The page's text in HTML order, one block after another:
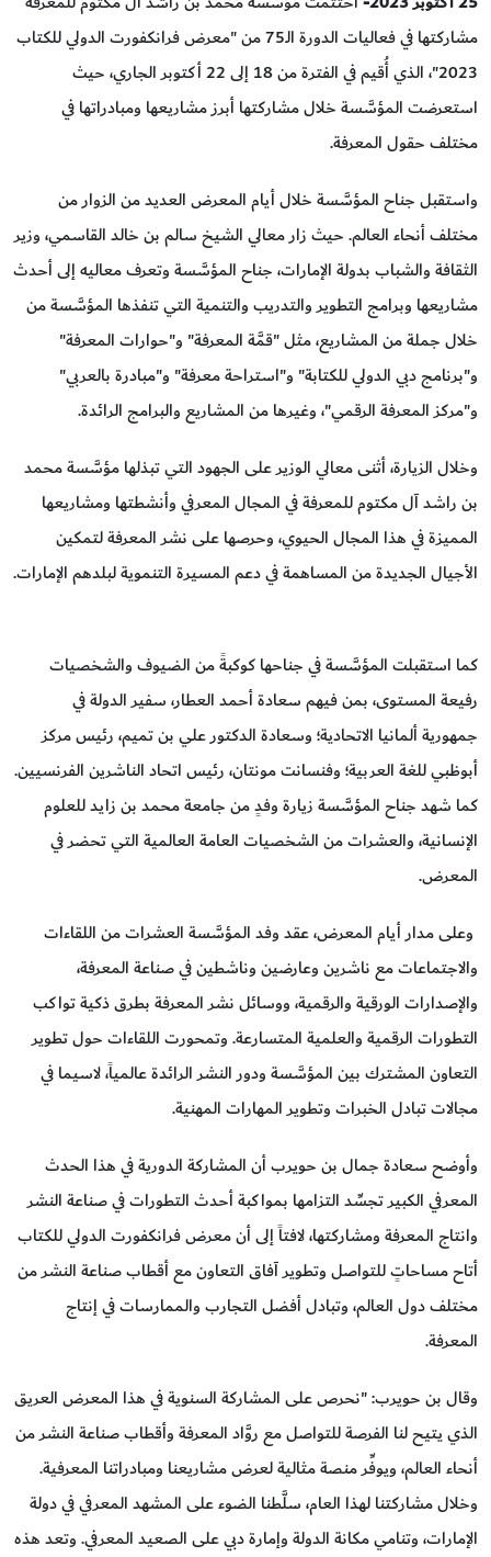
مشاركتها في فعاليات الدورة الـ75 من "معرض فرانكفورت الدولي للكتاب
2023"، الذي أُقيم في الفترة من 18 إلى 22 أكتوبر الجاري، حيث
استعرضت المؤسَّسة خلال مشاركتها أبرز مشاريعها ومبادراتها في
مختلف حقول المعرفة.
واستقبل جناح المؤسَّسة خلال أيام المعرض العديد من الزوار من
مختلف أنحاء العالم. حيث زار معالي الشيخ سالم بن خالد القاسمي، وزير
الثقافة والشباب بدولة الإمارات، جناح المؤسَّسة وتعرف معاليه إلى أحدث
مشاريعها وبرامج التطوير والتدريب والتنمية التي تنفذها المؤسَّسة من
خلال جملة من المشاريع، مثل "قمَّة المعرفة" و"حوارات المعرفة"
و"برنامج دبي الدولي للكتابة" و"استراحة معرفة" و"مبادرة بالعربي"
و"مركز المعرفة الرقمي"، وغيرها من المشاريع والبرامج الرائدة.
وخلال الزيارة، أثنى معالي الوزير على الجهود التي تبذلها مؤسَّسة محمد
بن راشد آل مكتوم للمعرفة في المجال المعرفي وأنشطتها ومشاريعها
المميزة في هذا المجال الحيوي، وحرصها على نشر المعرفة لتمكين
الأجيال الجديدة من المساهمة في دعم المسيرة التنموية لبلدهم الإمارات.
كما استقبلت المؤسَّسة في جناحها كوكبةً من الضيوف والشخصيات
رفيعة المستوى، بمن فيهم سعادة أحمد العطار، سفير الدولة في
جمهورية ألمانيا الاتحادية؛ وسعادة الدكتور علي بن تميم، رئيس مركز
أبوظبي للغة العربية؛ وفنسانت مونتان، رئيس اتحاد الناشرين الفرنسيين.
كما شهد جناح المؤسَّسة زيارة وفدٍ من جامعة محمد بن زايد للعلوم
الإنسانية، والعشرات من الشخصيات العامة العالمية التي تحضر في
المعرض.
وعلى مدار أيام المعرض، عقد وفد المؤسَّسة العشرات من اللقاءات
والاجتماعات مع ناشرين وعارضين وناشطين في صناعة المعرفة،
والإصدارات الورقية والرقمية، ووسائل نشر المعرفة بطرق ذكية تواكب
التطورات الرقمية والعلمية المتسارعة. وتمحورت اللقاءات حول تطوير
التعاون المشترك بين المؤسَّسة ودور النشر الرائدة عالمياً، لاسيما في
مجالات تبادل الخبرات وتطوير المهارات المهنية.
وأوضح سعادة جمال بن حويرب أن المشاركة الدورية في هذا الحدث
المعرفي الكبير تجسِّد التزامها بمواكبة أحدث التطورات في صناعة النشر
وانتاج المعرفة ومشاركتها، لافتاً إلى أن معرض فرانكفورت الدولي للكتاب
أتاح مساحاتٍ للتواصل وتطوير آفاق التعاون مع أقطاب صناعة النشر من
مختلف دول العالم، وتبادل أفضل التجارب والممارسات في إنتاج
المعرفة.
وقال بن حويرب: "نحرص على المشاركة السنوية في هذا المعرض العريق
الذي يتيح لنا الفرصة للتواصل مع روَّاد المعرفة وأقطاب صناعة النشر من
أنحاء العالم، ويوفِّر منصة مثالية لعرض مشاريعنا ومبادراتنا المعرفية.
وخلال مشاركتنا لهذا العام، سلَّطنا الضوء على المشهد المعرفي في دولة
الإمارات، وتنامي مكانة الدولة وإمارة دبي على الصعيد المعرفي. وتعد هذه